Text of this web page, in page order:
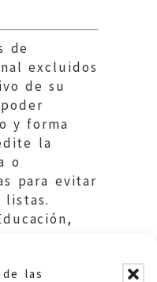
las
de
excluidos
de su
y forma
la
o
para evitar
listas.